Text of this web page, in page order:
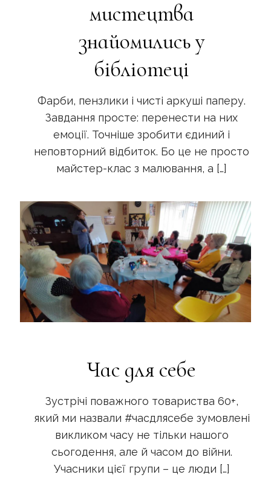
мистецтва
знайомились у
бібліотеці
Фарби, пензлики і чисті аркуші паперу.
Завдання просте: перенести на них
емоції. Точніше зробити єдиний і
неповторний відбиток. Бо це не просто
майстер-клас з малювання, а […]
Час для себе
Зустрічі поважного товариства 60+,
який ми назвали #часдлясебе зумовлені
викликом часу не тільки нашого
сьогодення, але й часом до війни.
Учасники цієї групи – це люди […]